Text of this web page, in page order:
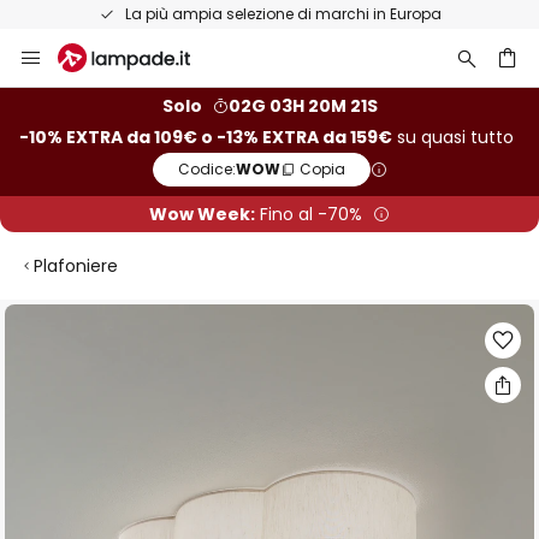
La più ampia selezione di marchi in Europa
Salta
al
Solo
02G 03H 20M 20S
-10% EXTRA da 109€ o -13% EXTRA da 159€ su quasi tutto
Codice:WOW Copia
Wow Week: Fino al -70%
Plafoniere
Vai